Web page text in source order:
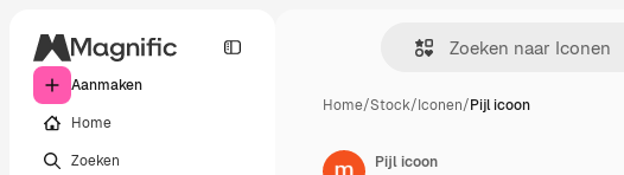
Aanmaken
Home
Zoeken
Home/Stock/Iconen/Pijl icoon
Pijl icoon